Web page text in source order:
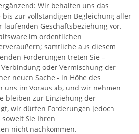
Wir behalten uns das
bis zur vollständigen Begleichung aller
laufenden Geschäftsbeziehung vor.
im ordentlichen
sämtliche aus diesem
Forderungen treten Sie –
oder Vermischung der
neuen Sache - in Höhe des
uns im Voraus ab, und wir nehmen
bleiben zur Einziehung der
wir dürfen Forderungen jedoch
Sie Ihren
nicht nachkommen.